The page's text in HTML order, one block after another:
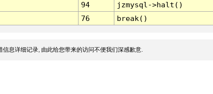
94
jzmysql->halt()
76 break()
息详细记录, 由此给您带来的访问不便我们深感歉意.